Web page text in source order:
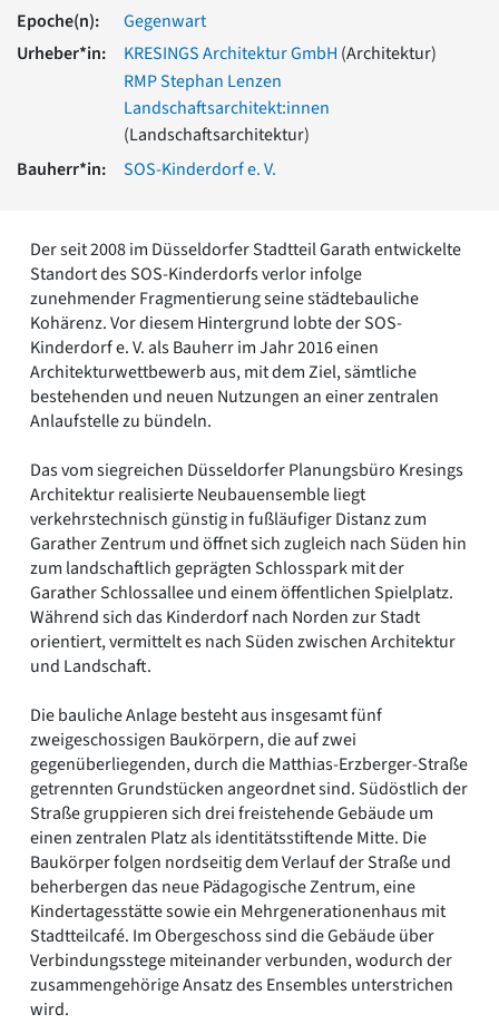
Romanik
Vorromanik
Römische Antike
Über baukunst-nrw
Fachbeirat
Freunde & Förderer
Datenschutz
Suchbegriff eingeben
Epoche(n):
Gegenwart
Urheber*in:
KRESINGS Architektur GmbH (Architektur)
RMP Stephan Lenzen
Landschaftsarchitekt:innen
(Landschaftsarchitektur)
Bauherr*in:
SOS-Kinderdorf e. V.
Der seit 2008 im Düsseldorfer Stadtteil Garath entwickelte
Standort des SOS-Kinderdorfs verlor infolge
zunehmender Fragmentierung seine städtebauliche
Kohärenz. Vor diesem Hintergrund lobte der SOS-
Kinderdorf e. V. als Bauherr im Jahr 2016 einen
Architekturwettbewerb aus, mit dem Ziel, sämtliche
bestehenden und neuen Nutzungen an einer zentralen
Anlaufstelle zu bündeln.
Das vom siegreichen Düsseldorfer Planungsbüro Kresings
Architektur realisierte Neubauensemble liegt
verkehrstechnisch günstig in fußläufiger Distanz zum
Garather Zentrum und öffnet sich zugleich nach Süden hin
zum landschaftlich geprägten Schlosspark mit der
Garather Schlossallee und einem öffentlichen Spielplatz.
Während sich das Kinderdorf nach Norden zur Stadt
orientiert, vermittelt es nach Süden zwischen Architektur
und Landschaft.
Die bauliche Anlage besteht aus insgesamt fünf
zweigeschossigen Baukörpern, die auf zwei
gegenüberliegenden, durch die Matthias-Erzberger-Straße
getrennten Grundstücken angeordnet sind. Südöstlich der
Straße gruppieren sich drei freistehende Gebäude um
einen zentralen Platz als identitätsstiftende Mitte. Die
Baukörper folgen nordseitig dem Verlauf der Straße und
beherbergen das neue Pädagogische Zentrum, eine
Kindertagesstätte sowie ein Mehrgenerationenhaus mit
Stadtteilcafé. Im Obergeschoss sind die Gebäude über
Verbindungsstege miteinander verbunden, wodurch der
zusammengehörige Ansatz des Ensembles unterstrichen
wird.